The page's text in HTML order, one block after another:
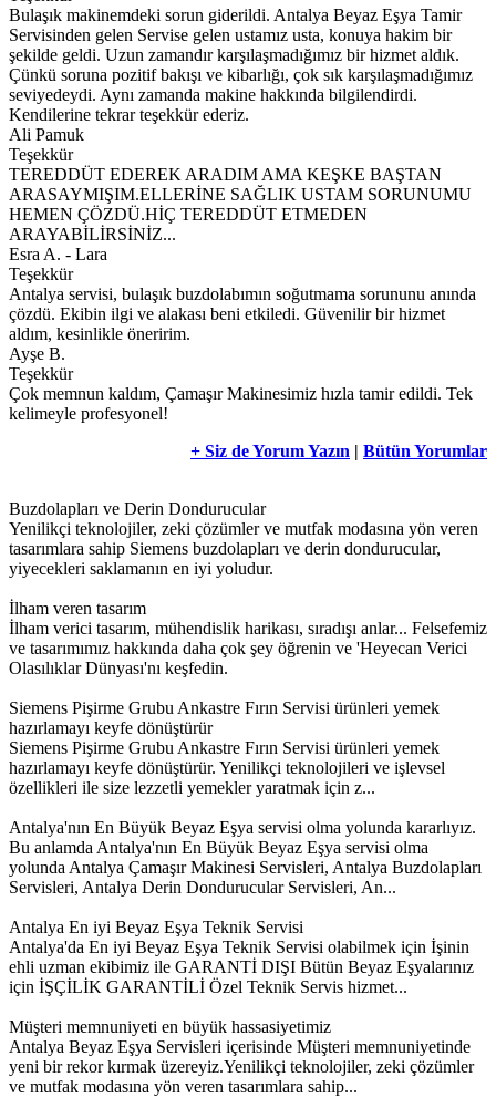
Bulaşık makinemdeki sorun giderildi. Antalya Beyaz Eşya Tamir
Servisinden gelen Servise gelen ustamız usta, konuya hakim bir
şekilde geldi. Uzun zamandır karşılaşmadığımız bir hizmet aldık.
Çünkü soruna pozitif bakışı ve kibarlığı, çok sık karşılaşmadığımız
seviyedeydi. Aynı zamanda makine hakkında bilgilendirdi.
Kendilerine tekrar teşekkür ederiz.
Ali Pamuk
Teşekkür
TEREDDÜT EDEREK ARADIM AMA KEŞKE BAŞTAN
ARASAYMIŞIM.ELLERİNE SAĞLIK USTAM SORUNUMU
HEMEN ÇÖZDÜ.HİÇ TEREDDÜT ETMEDEN
ARAYABİLİRSİNİZ...
Esra A. - Lara
Teşekkür
Antalya servisi, bulaşık buzdolabımın soğutmama sorununu anında
çözdü. Ekibin ilgi ve alakası beni etkiledi. Güvenilir bir hizmet
aldım, kesinlikle öneririm.
Ayşe B.
Teşekkür
Çok memnun kaldım, Çamaşır Makinesimiz hızla tamir edildi. Tek
kelimeyle profesyonel!
+ Siz de Yorum Yazın | Bütün Yorumlar
Buzdolapları ve Derin Dondurucular
Yenilikçi teknolojiler, zeki çözümler ve mutfak modasına yön veren
tasarımlara sahip Siemens buzdolapları ve derin dondurucular,
yiyecekleri saklamanın en iyi yoludur.
İlham veren tasarım
İlham verici tasarım, mühendislik harikası, sıradışı anlar... Felsefemiz
ve tasarımımız hakkında daha çok şey öğrenin ve 'Heyecan Verici
Olasılıklar Dünyası'nı keşfedin.
Siemens Pişirme Grubu Ankastre Fırın Servisi ürünleri yemek
hazırlamayı keyfe dönüştürür
Siemens Pişirme Grubu Ankastre Fırın Servisi ürünleri yemek
hazırlamayı keyfe dönüştürür. Yenilikçi teknolojileri ve işlevsel
özellikleri ile size lezzetli yemekler yaratmak için z...
Antalya'nın En Büyük Beyaz Eşya servisi olma yolunda kararlıyız.
Bu anlamda Antalya'nın En Büyük Beyaz Eşya servisi olma
yolunda Antalya Çamaşır Makinesi Servisleri, Antalya Buzdolapları
Servisleri, Antalya Derin Dondurucular Servisleri, An...
Antalya En iyi Beyaz Eşya Teknik Servisi
Antalya'da En iyi Beyaz Eşya Teknik Servisi olabilmek için İşinin
ehli uzman ekibimiz ile GARANTİ DIŞI Bütün Beyaz Eşyalarınız
için İŞÇİLİK GARANTİLİ Özel Teknik Servis hizmet...
Müşteri memnuniyeti en büyük hassasiyetimiz
Antalya Beyaz Eşya Servisleri içerisinde Müşteri memnuniyetinde
yeni bir rekor kırmak üzereyiz.Yenilikçi teknolojiler, zeki çözümler
ve mutfak modasına yön veren tasarımlara sahip...